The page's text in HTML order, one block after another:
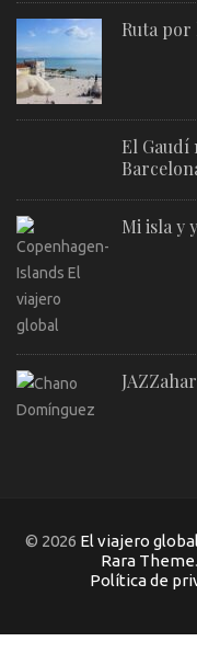
Ruta por
El Gaudí
Mi isla y
© 2026 El viajero global
Rara Theme
Política de